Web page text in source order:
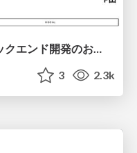
タクシーアプリ『GO』の バックエンド開発のおける AI利活用と若者のすべて
3 2.3k